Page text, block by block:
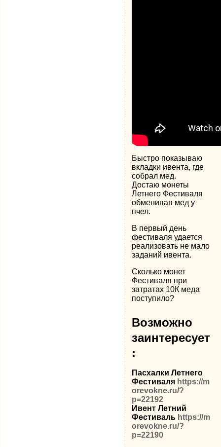
Быстро показываю
вкладки ивента, где
собрал мед.
Достаю монеты
Летнего Фестиваля
обменивая мед у
пчел.
В первый день
фестиваля удается
реализовать не мало
заданий ивента.
Сколько монет
Фестиваля при
затратах 10К меда
поступило?
Возможно
заинтересует
:
Пасхалки Летнего
Фестиваля https://m
orevokne.ru/?
p=22192
Ивент Летний
Фестиваль https://m
orevokne.ru/?
p=22190